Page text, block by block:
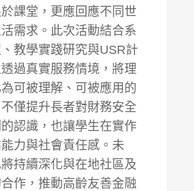
課堂，更應回應不同世
需求。此次活動結合系
教學實踐研究與USR計
過真實服務情境，將理
可被理解、可被應用的
僅提升長者對財務安全
認識，也讓學生在實作
力與社會責任感。未
持續深化與在地社區及
作，推動高齡友善金融